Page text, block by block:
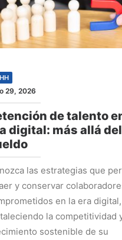
29, 2026
de talento
digital: más allá del
las estrategias que
y conservar
en la era digital,
la competitividad
sostenible de su